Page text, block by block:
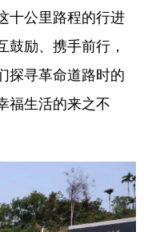
十公里路程的行进
鼓励、携手前行，
探寻革命道路时的
福生活的来之不